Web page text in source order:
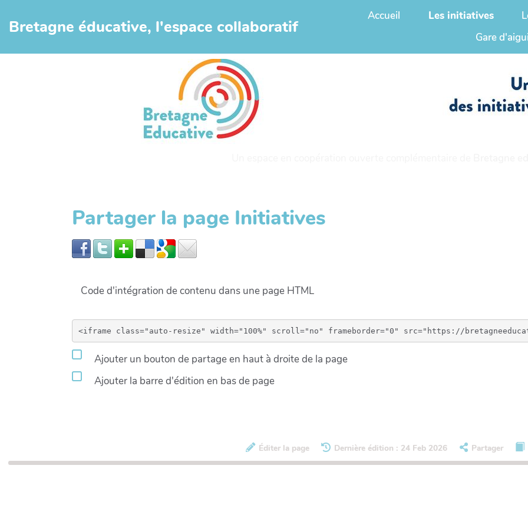
Bretagne éducative, l'espace collaboratif
Accueil Les initiatives
Gare
Partager la page Initiatives
Code d'intégration de contenu dans une page HTML
Ajouter un bouton de partage en haut à droite de la page
Ajouter la barre d'édition en bas de page
Éditer la page Dernière édition : 24 Feb 2026 Partager